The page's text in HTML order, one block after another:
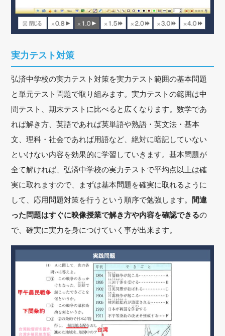
実力テスト対策
弘済中学校の実力テスト対策を実力テスト範囲の基本問題
と単元テスト問題で取り組みます。実力テストの範囲は中
間テスト、期末テストに比べると広くなります。数学であ
れば解き方、英語であれば英単語や熟語・英文法・基本
文、理科・社会であれば用語など、絶対に暗記していない
といけない内容を効果的に学習していきます。基本問題が
全て解ければ、弘済中学校の実力テストで平均点以上は確
実に取れますので、まずは基本問題を確実に取れるように
して、応用問題対策を行うという順序で勉強します。 間違
った問題はすぐに映像授業で解き方や内容を確認できるの
で、確実に実力を身につけていく事が出来ます。